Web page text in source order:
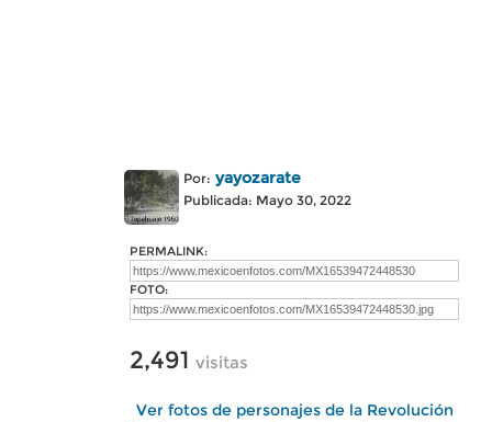
Por: yayozarate
Publicada: Mayo 30, 2022
PERMALINK:
FOTO:
2,491 visitas
Ver fotos de personajes de la Revolución